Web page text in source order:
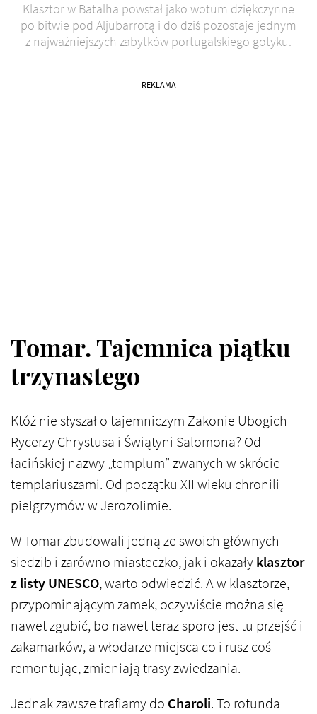
Klasztor w Batalha powstał jako wotum dziękczynne
po bitwie pod Aljubarrotą i do dziś pozostaje jednym
z najważniejszych zabytków portugalskiego gotyku.
REKLAMA
Tomar. Tajemnica piątku
trzynastego
Któż nie słyszał o tajemniczym Zakonie Ubogich
Rycerzy Chrystusa i Świątyni Salomona? Od
łacińskiej nazwy „templum” zwanych w skrócie
templariuszami. Od początku XII wieku chronili
pielgrzymów w Jerozolimie.
W Tomar zbudowali jedną ze swoich głównych
siedzib i zarówno miasteczko, jak i okazałyklasztor
z listy UNESCO, warto odwiedzić. A w klasztorze,
przypominającym zamek, oczywiście można się
nawet zgubić, bo nawet teraz sporo jest tu przejść i
zakamarków, a włodarze miejsca co i rusz coś
remontując, zmieniają trasy zwiedzania.
Jednak zawsze trafiamy do Charoli. To rotunda